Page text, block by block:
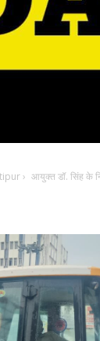
› आयुक्त डॉ. सिंह के